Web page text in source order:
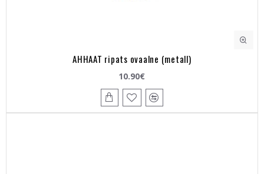
AHHAAT ripats ovaalne (metall)
10.90€